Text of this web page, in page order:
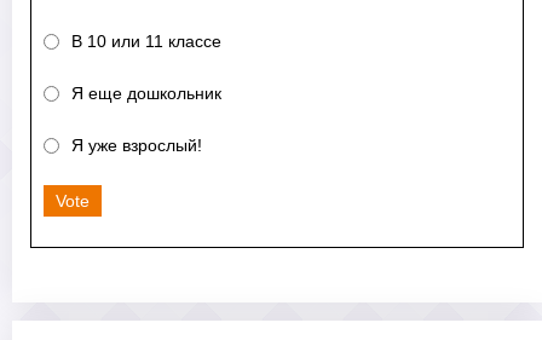
В 10 или 11 классе
Я еще дошкольник
Я уже взрослый!
Vote